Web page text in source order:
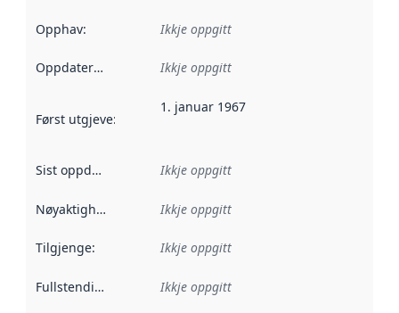
Opphav: Ikkje oppgitt
Oppdateringsfrekvens :
Ikkje oppgitt
Først utgjeve: Denne datoen seier når dataa i dette
1. januar 1967
Sist oppdatert Ikkje oppgitt
Nøyaktigheit Ikkje oppgitt
Tilgjenge: Ikkje oppgitt
Fullstendigheit Ikkje oppgitt